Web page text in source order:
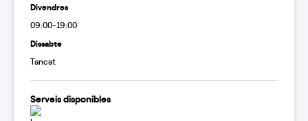
Divendres
09:00-19:00
Dissabte
Tancat
Serveis disponibles